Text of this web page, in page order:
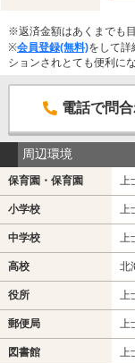
※返済金額はあくまでも目
※会員登録(無料)をして詳
ションされとても便利にな
電話で問
周辺環境
保育園・保育園
小学校
中学校
高校 北
役所
郵便局
図書館